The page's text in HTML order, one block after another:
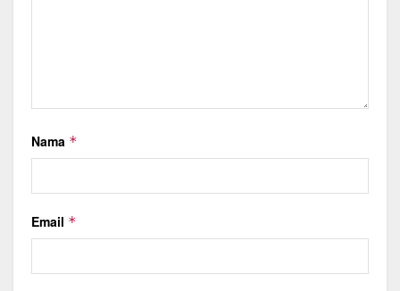
Nama *
Email *